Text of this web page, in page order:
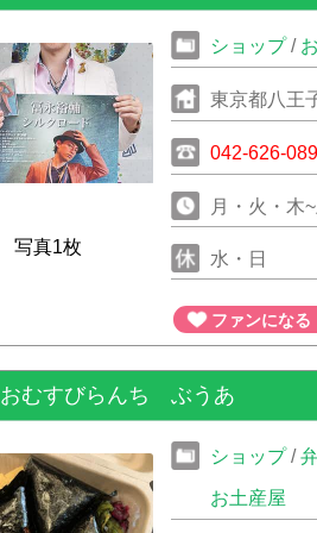
写真1枚
ショップ/
東京都八王
042-626-
月・火・木
水・日
ファンになる
おむすびらんち ぶうあ
ショップ/
お土産屋